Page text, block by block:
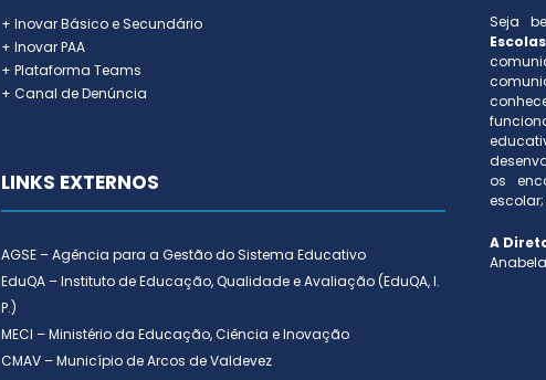
+ Inovar Básico e Secundário
+ Inovar PAA
+ Plataforma Teams
+ Canal de Denúncia
LINKS EXTERNOS
AGSE – Agência para a Gestão do Sistema Educativo
EduQA – Instituto de Educação, Qualidade e Avaliação (EduQA, I.
P.)
MECI – Ministério da Educação, Ciência e Inovação
CMAV – Município de Arcos de Valdevez
Seja
os
A